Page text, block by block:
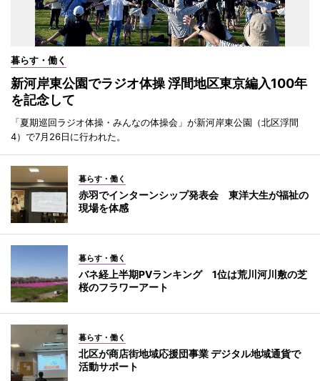
暮らす・働く
新河岸東公園でラジオ体操 浮間地区東京編入100年
を記念して
「夏期巡回ラジオ体操・みんなの体操会」が新河岸東公園（北区浮間
4）で7月26日に行われた。
暮らす・働く
赤羽でインターンシップ発表会 東洋大生が福祉の
現場を体感
暮らす・働く
バネ経上半期PVランキング 1位は荒川河川敷の芝
桜のフラワーアート
暮らす・働く
北区が商店街地域応援団事業 デジタル地域通貨で
活動サポート